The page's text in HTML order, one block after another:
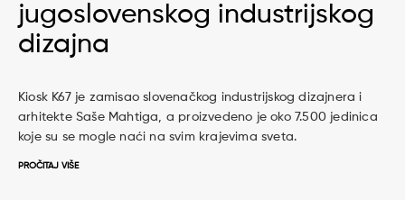
jugoslovenskog industrijskog
dizajna
Kiosk K67 je zamisao slovenačkog industrijskog dizajnera i
arhitekte Saše Mahtiga, a proizvedeno je oko 7.500 jedinica
koje su se mogle naći na svim krajevima sveta.
PROČITAJ VIŠE